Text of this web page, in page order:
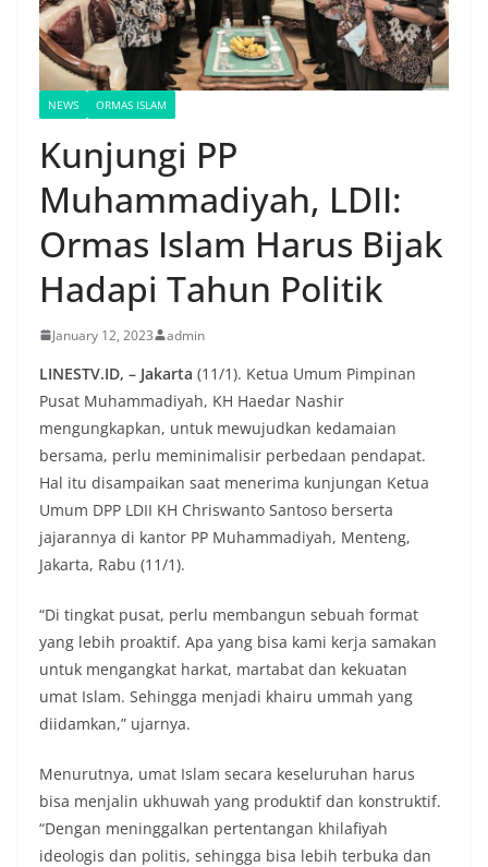
NEWS ORMAS ISLAM
Kunjungi PP
Muhammadiyah, LDII:
Ormas Islam Harus Bijak
Hadapi Tahun Politik
January 12, 2023 admin
LINESTV.ID, – Jakarta (11/1). Ketua Umum Pimpinan
Pusat Muhammadiyah, KH Haedar Nashir
mengungkapkan, untuk mewujudkan kedamaian
bersama, perlu meminimalisir perbedaan pendapat.
Hal itu disampaikan saat menerima kunjungan Ketua
Umum DPP LDII KH Chriswanto Santoso berserta
jajarannya di kantor PP Muhammadiyah, Menteng,
Jakarta, Rabu (11/1).
“Di tingkat pusat, perlu membangun sebuah format
yang lebih proaktif. Apa yang bisa kami kerja samakan
untuk mengangkat harkat, martabat dan kekuatan
umat Islam. Sehingga menjadi khairu ummah yang
diidamkan,” ujarnya.
Menurutnya, umat Islam secara keseluruhan harus
bisa menjalin ukhuwah yang produktif dan konstruktif.
“Dengan meninggalkan pertentangan khilafiyah
ideologis dan politis, sehingga bisa lebih terbuka dan